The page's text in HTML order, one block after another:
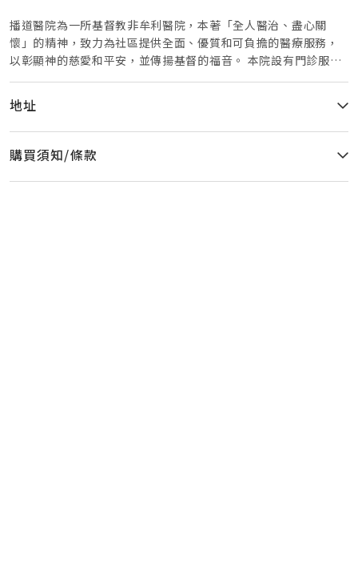
播道醫院為一所基督教非牟利醫院，本著「全人醫治、盡心關
懷」的精神，致力為社區提供全面、優質和可負擔的醫療服務，
以彰顯神的慈愛和平安，並傳揚基督的福音。 本院設有門診服
務，為病人提供預防與治療性的服務。除家庭科醫生外，本院設
有各類專科門診，以切合不同病人的需要。 本院不單著重推動以
家庭醫學為主的基層醫療服務，更致力拓展手術及住院服務，並
且為病人提供多元化的專科服務，包括：內科、呼吸科、心臟
科、內分泌及代謝科、腦神經內科、腫瘤科、皮膚科、精神科、
腸胃肝臟科、外科、乳房外科、減重外科、整形及整容外科、婦
科、耳鼻喉科、眼科、骨科、心胸肺外科、腦外科、泌尿科等。
地址
購買須知/條款